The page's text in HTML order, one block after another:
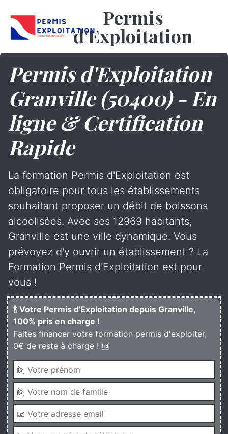
Permis
d'Exploitation
Permis d'Exploitation
Granville (50400) - En
ligne & Certification
Rapide
La formation Permis d'Exploitation est
obligatoire pour tous les établissements
souhaitant proposer un débit de boissons
alcoolisées. Avec ses 12969 habitants,
Granville est une ville dynamique. Vous
prévoyez d'y ouvrir un établissement ? La
Formation Permis d'Exploitation est pour
vous !
🍾 Votre Permis d'Exploitation depuis Granville,
100% pris en charge !
Faites financer votre formation permis d'exploiter,
0€ de reste à charge ! 🆓